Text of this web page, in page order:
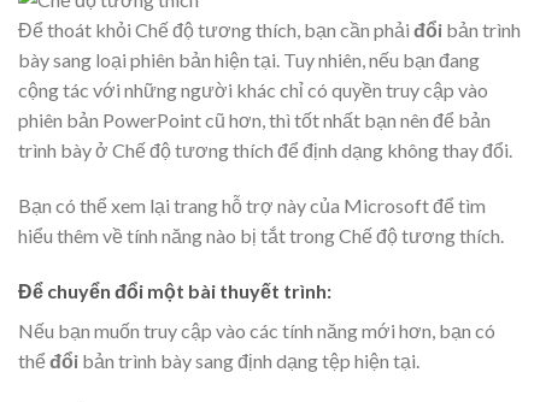
Để thoát khỏi Chế độ tương thích, bạn cần phải đổi bản trình
bày sang loại phiên bản hiện tại. Tuy nhiên, nếu bạn đang
cộng tác với những người khác chỉ có quyền truy cập vào
phiên bản PowerPoint cũ hơn, thì tốt nhất bạn nên để bản
trình bày ở Chế độ tương thích để định dạng không thay đổi.
Bạn có thể xem lại trang hỗ trợ này của Microsoft để tìm
hiểu thêm về tính năng nào bị tắt trong Chế độ tương thích.
Để chuyển đổi một bài thuyết trình:
Nếu bạn muốn truy cập vào các tính năng mới hơn, bạn có
thể đổi bản trình bày sang định dạng tệp hiện tại.